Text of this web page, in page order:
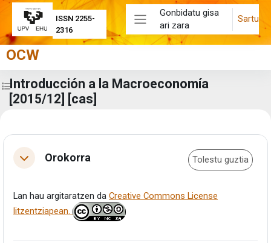
ISSN 2255-
2316
Alboko panela
Gonbidatu gisa
ari zara
Sartu
Joan eduki nagusira zuzenean
OCW
Zabaldu ikastaroaren aurkibidea
Introducción a la Macroeconomía
[2015/12] [cas]
Eduki-bloke nagusiak
Atalaren laburpena
TolestuOrokorra Tolestu guztia
Lan hau argitaratzen da Creative Commons License
litzentziapean.